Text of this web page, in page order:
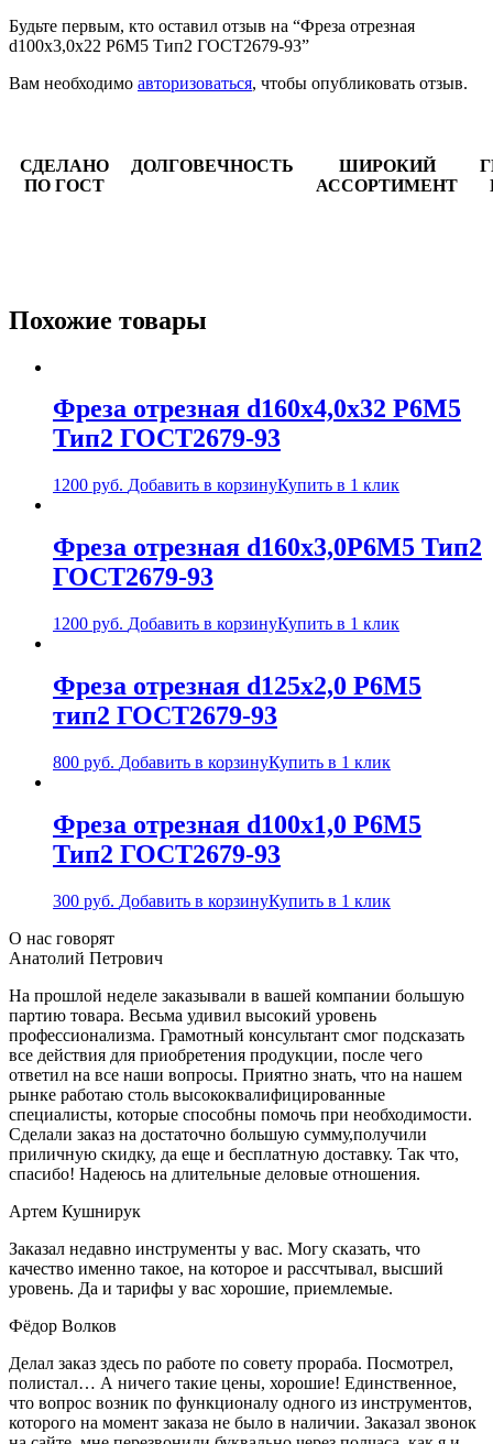
Будьте первым, кто оставил отзыв на “Фреза отрезная
d100х3,0х22 Р6М5 Тип2 ГОСТ2679-93”
Вам необходимо авторизоваться, чтобы опубликовать отзыв.
СДЕЛАНО
ПО ГОСТ
ДОЛГОВЕЧНОСТЬ
ШИРОКИЙ
АССОРТИМЕНТ
Похожие товары
Фреза отрезная d160х4,0х32 Р6М5
Тип2 ГОСТ2679-93
1200 руб. Добавить в корзинуКупить в 1 клик
Фреза отрезная d160х3,0Р6М5 Тип2
ГОСТ2679-93
1200 руб. Добавить в корзинуКупить в 1 клик
Фреза отрезная d125х2,0 Р6М5
тип2 ГОСТ2679-93
800 руб. Добавить в корзинуКупить в 1 клик
Фреза отрезная d100х1,0 Р6М5
Тип2 ГОСТ2679-93
300 руб. Добавить в корзинуКупить в 1 клик
О нас говорят
Анатолий Петрович
На прошлой неделе заказывали в вашей компании большую
партию товара. Весьма удивил высокий уровень
профессионализма. Грамотный консультант смог подсказать
все действия для приобретения продукции, после чего
ответил на все наши вопросы. Приятно знать, что на нашем
рынке работаю столь высококвалифицированные
специалисты, которые способны помочь при необходимости.
Сделали заказ на достаточно большую сумму,получили
приличную скидку, да еще и бесплатную доставку. Так что,
спасибо! Надеюсь на длительные деловые отношения.
Артем Кушнирук
Заказал недавно инструменты у вас. Могу сказать, что
качество именно такое, на которое и рассчтывал, высший
уровень. Да и тарифы у вас хорошие, приемлемые.
Фёдор Волков
Делал заказ здесь по работе по совету прораба. Посмотрел,
полистал… А ничего такие цены, хорошие! Единственное,
что вопрос возник по функционалу одного из инструментов,
которого на момент заказа не было в наличии. Заказал звонок